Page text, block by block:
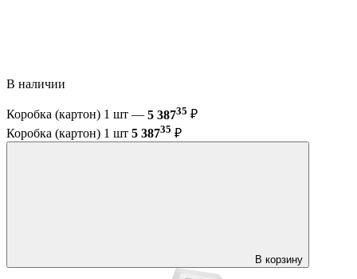
В наличии
Коробка (картон) 1 шт — 5 38735 ₽
Коробка (картон) 1 шт 5 38735 ₽
В корзину